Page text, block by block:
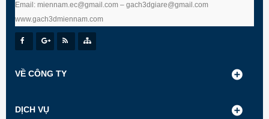
Email: miennam.ec@gmail.com – gach3dgiare@gmail.com
www.gach3dmiennam.com
VỀ CÔNG TY
DỊCH VỤ